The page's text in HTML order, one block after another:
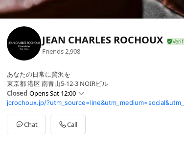
JEAN CHARLES ROCHOUX
Friends 2,908
あなたの日常に贅沢を
東京都 港区 南青山5-12-3 NOIRビル
Closed Opens Sat 12:00
Sun12:00 - 19:00
Mon12:00 - 19:00
Tue12:00 - 19:00
Wed12:00 - 19:00
jcrochoux.jp/
Chat Call